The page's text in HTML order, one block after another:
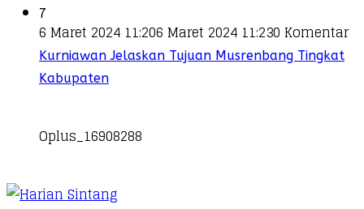
7
6 Maret 2024 11:206 Maret 2024 11:230 Komentar
Kurniawan Jelaskan Tujuan Musrenbang Tingkat
Kabupaten
Oplus_16908288